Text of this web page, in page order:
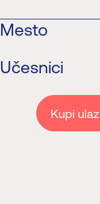
Mesto
Učesnici
Kupi